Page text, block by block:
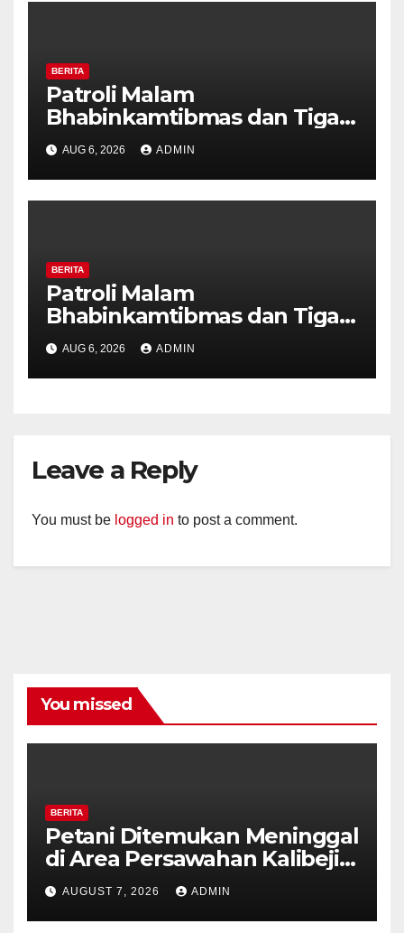
BERITA
Patroli Malam
Bhabinkamtibmas dan Tiga
Pilar Kelurahan Ungaran
Perkuat Kamtibmas, Warga
Diajak Aktifkan Ronda
AUG 6, 2026 ADMIN
BERITA
Patroli Malam
Bhabinkamtibmas dan Tiga
Pilar Kelurahan Ungaran
Perkuat Kamtibmas, Warga
Diajak Aktifkan Ronda
AUG 6, 2026 ADMIN
Leave a Reply
You must be logged in to post a comment.
You missed
BERITA
Petani Ditemukan Meninggal
di Area Persawahan Kalibeji,
Polisi Pastikan Tidak Ada
Tanda Kekerasan
AUGUST 7, 2026 ADMIN